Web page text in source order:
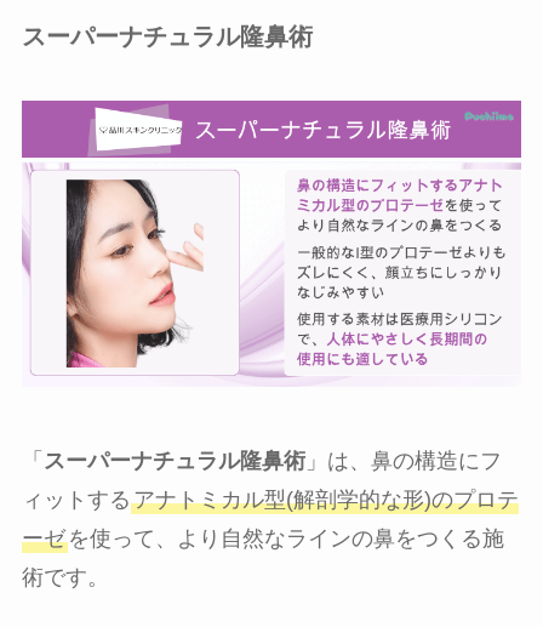
スーパーナチュラル隆鼻術
「 スーパーナチュラル隆鼻術」は、鼻の構造にフ
ィットするアナトミカル型(解剖学的な形)のプロテ
ーゼを使って、より自然なラインの鼻をつくる施
術です。